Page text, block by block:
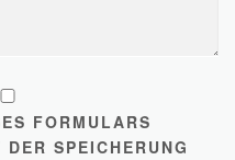
FORMULARS
SPEICHERUNG